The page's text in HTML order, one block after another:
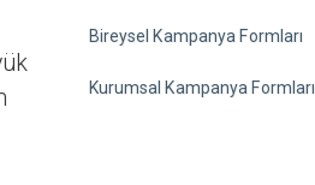
Bireysel Kampanya Formları
Kurumsal Kampanya Formları